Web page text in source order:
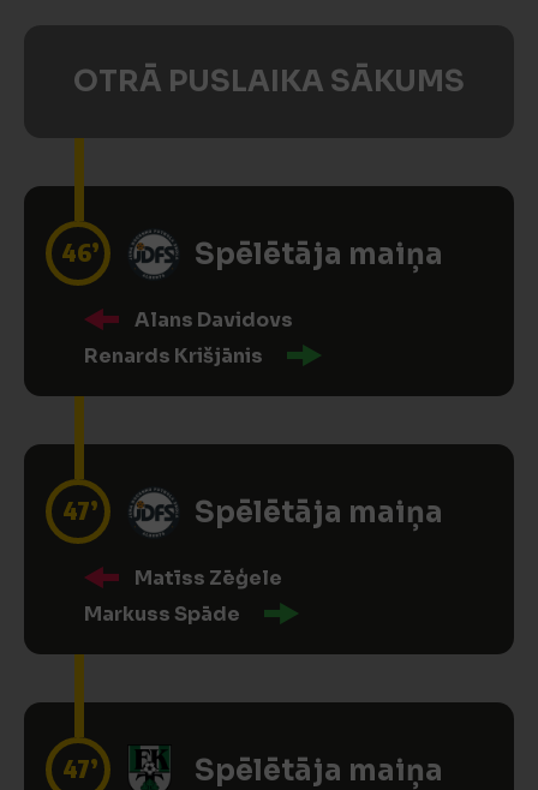
OTRĀ PUSLAIKA SĀKUMS
46’ Spēlētāja maiņa
Alans Davidovs
Renards Krišjānis
47’ Spēlētāja maiņa
Matīss Zēģele
Markuss Spāde
47’ Spēlētāja maiņa